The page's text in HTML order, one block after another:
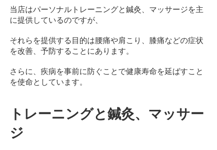
ア
ー
ク
コ
ン
ィ
シ
ン
グ
自
当店はパーソナルトレーニングと鍼灸、マッサージを主
に提供しているのですが、
それらを提供する目的は腰痛や肩こり、膝痛などの症状
を改善、予防することにあります。
さらに、疾病を事前に防ぐことで健康寿命を延ばすこと
を使命としています。
トレーニングと鍼灸、マッサー
ジ